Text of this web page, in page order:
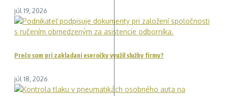
júl 19, 2026
Prečo som pri zakladaní eseročky využil služby firmy?
júl 18, 2026